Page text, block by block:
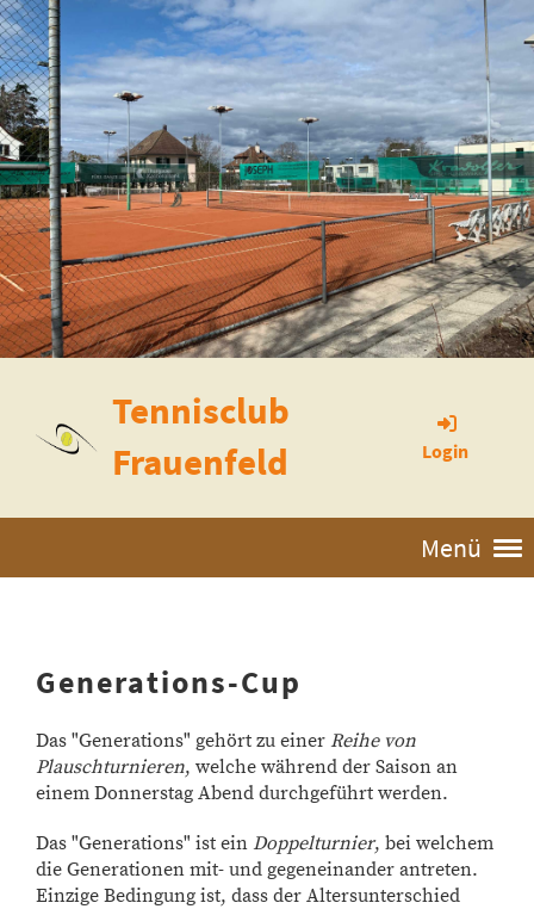
Tennisclub
Frauenfeld
Login
Menü
Generations-Cup
Das "Generations" gehört zu einer Reihe von
Plauschturnieren, welche während der Saison an
einem Donnerstag Abend durchgeführt werden.
Das "Generations" ist ein Doppelturnier, bei welchem
die Generationen mit- und gegeneinander antreten.
Einzige Bedingung ist, dass der Altersunterschied